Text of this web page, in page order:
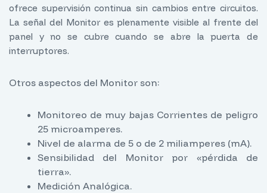
ofrece supervisión continua sin cambios entre circuitos.
La señal del Monitor es plenamente visible al frente del
panel y no se cubre cuando se abre la puerta de
interruptores.
Otros aspectos del Monitor son:
Monitoreo de muy bajas Corrientes de peligro
25 microamperes.
Nivel de alarma de 5 o de 2 miliamperes (mA).
Sensibilidad del Monitor por «pérdida de
tierra».
Medición Analógica.